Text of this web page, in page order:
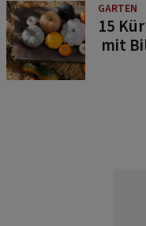
GARTEN
15
mit